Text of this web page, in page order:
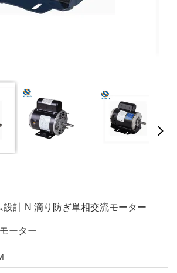
設計 N 滴り防ぎ単相交流モーター
ーター